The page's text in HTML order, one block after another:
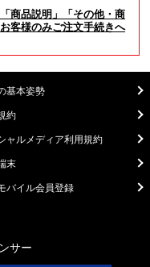
商品説明」「その他・商
客様のみご注文手続きへ
基本姿勢
約
ャルメディア利用規約
末
バイル会員登録
サー